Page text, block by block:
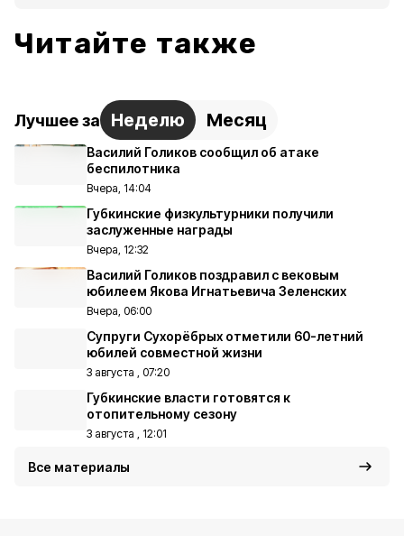
Читайте также
Лучшее за Неделю Месяц
Василий Голиков сообщил об атаке
беспилотника
Вчера, 14:04
Губкинские физкультурники получили
заслуженные награды
Вчера, 12:32
Василий Голиков поздравил с вековым
юбилеем Якова Игнатьевича Зеленских
Вчера, 06:00
Супруги Сухорёбрых отметили 60-летний
юбилей совместной жизни
3 августа , 07:20
Губкинские власти готовятся к
отопительному сезону
3 августа , 12:01
Все материалы